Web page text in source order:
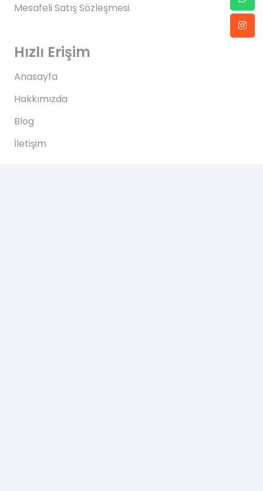
Mesafeli Satış Sözleşmesi
Hızlı Erişim
Anasayfa
Hakkımızda
Blog
İletişim